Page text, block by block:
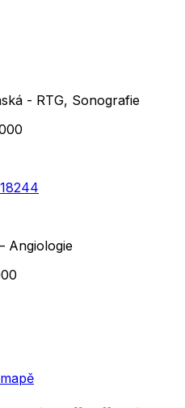
- RTG, Sonografie
Angiologie